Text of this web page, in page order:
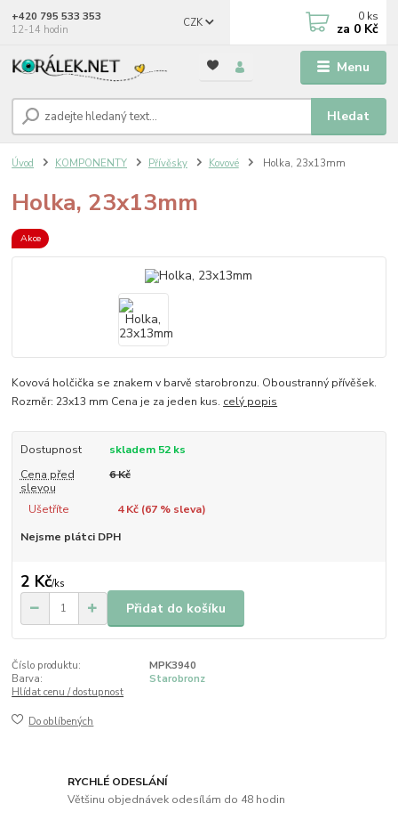
Menu
CZK
Hledat
+420 795 533 353
12-14 hodin
0 ks
za 0 Kč
Úvod KOMPONENTY Přívěsky Kovové Holka, 23x13mm
Holka, 23x13mm
Akce
Kovová holčička se znakem v barvě starobronzu. Oboustranný přívěšek.
Rozměr: 23x13 mm Cena je za jeden kus. celý popis
Dostupnost
skladem 52 ks
Cena před
slevou
6 Kč
Ušetříte 4 Kč (67% sleva)
Nejsme plátci DPH
2 Kč/ks
Přidat do košíku
Číslo produktu:
MPK3940
Barva:
Starobronz
Hlídat cenu / dostupnost
Do oblíbených
RYCHLÉ ODESLÁNÍ
Většinu objednávek odesílám do 48 hodin